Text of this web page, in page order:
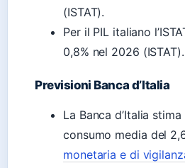
(ISTAT).
Per il PIL italiano
0,8% nel 2026 (ISTAT).
Previsioni Banca d’Italia
La Banca d’Italia
consumo media del
monetaria e di